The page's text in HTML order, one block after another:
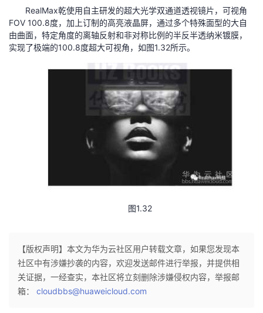
子
直
播
的
活
我
的
我
我
的
我
的
技
我
的
RealMax乾使用自主研发的超大光学双通道透视镜片，可视角
FOV 100.8度，加上订制的高亮液晶屏，通过多个特殊面型的大自
由曲面，特定角度的离轴反射和非对称比例的半反半透纳米镀膜，
实现了极端的100.8度超大可视角，如图1.32所示。
图1.32
【版权声明】本文为华为云社区用户转载文章，如果您发现本
社区中有涉嫌抄袭的内容，欢迎发送邮件进行举报，并提供相
关证据，一经查实，本社区将立刻删除涉嫌侵权内容，举报邮
箱： cloudbbs@huaweicloud.com